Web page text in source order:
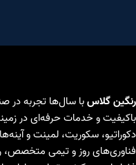
رنگین گلاسبا سال‌ها تجربه در
باکیفیت و خدمات حرفه‌ای در
دکوراتیو، سکوریت، لمینت و
فناوری‌های روز و تیمی متخصص،